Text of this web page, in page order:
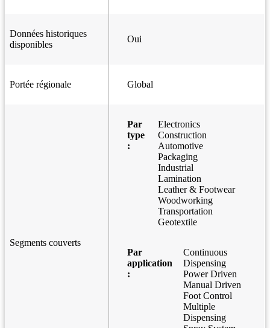
Données historiques
disponibles
Oui
Portée régionale Global
Segments couverts
Par
type
:
Electronics
Construction
Automotive
Packaging
Industrial
Lamination
Leather & Footwear
Woodworking
Transportation
Geotextile
Par
application
:
Continuous
Dispensing
Power Driven
Manual Driven
Foot Control
Multiple
Dispensing